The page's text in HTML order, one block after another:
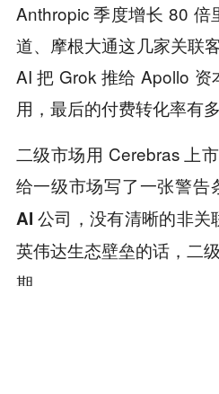
Anthropic 季度增长 80 倍
道、摩根大通这几家关联
AI 把 Grok 推给 Apollo
用，最后的付费转化率有
二级市场用 Cerebras 上
给一级市场写了一张警告
AI 公司，没有清晰的非关
英伟达生态壁垒的话，二
期